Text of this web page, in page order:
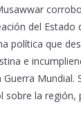
del Estado
política que
e
Mundial.
la región,